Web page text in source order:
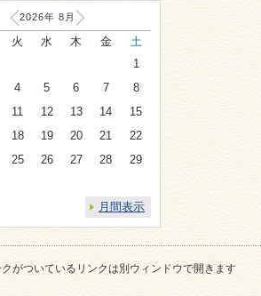
2026年 8 月
火 水 木 金
土
1
4 5 6 7
8
11 12 13 14
15
18 19 20 21
22
25 26 27 28
29
月間表示
クがついているリンクは別ウィンドウで開きます